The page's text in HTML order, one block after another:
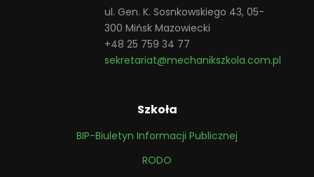
ul. Gen. K. Sosnkowskiego 43, 05-
300 Mińsk Mazowiecki
+48 25 759 34 77
sekretariat@mechanikszkola.com.pl
Szkoła
BIP-Biuletyn Informacji Publicznej
RODO